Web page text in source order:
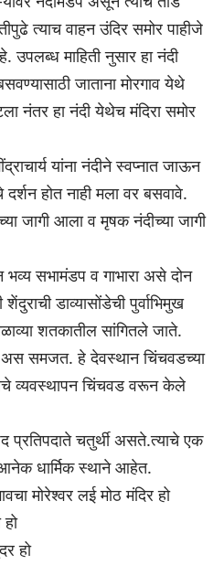
त्याच वाहन उंदिर समोर पाहीजे
माहिती नुसार हा नंदी
जाताना मोरगाव येथे
नंतर हा नंदी येथेच मंदिरा समोर
यांना नंदीने स्वप्नात जाऊन
होत नाही मला वर बसवावे.
जागी आला व मृषक नंदीच्या जागी
भव्य सभामंडप व गाभारा असे दोन
डाव्यासोंडेची पुर्वाभिमुख
शतकातील सांगितले जाते.
अस समजत. हे देवस्थान चिंचवडच्या
व्यवस्थापन चिंचवड वरून केले
प्रतिपदाते चतुर्थी असते.त्याचे एक
धार्मिक स्थाने आहेत.
मोरेश्वर लई मोठ मंदिर हो
हो